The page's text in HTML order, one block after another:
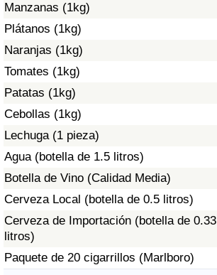
Manzanas (1kg)
Plátanos (1kg)
Naranjas (1kg)
Tomates (1kg)
Patatas (1kg)
Cebollas (1kg)
Lechuga (1 pieza)
Agua (botella de 1.5 litros)
Botella de Vino (Calidad Media)
Cerveza Local (botella de 0.5 litros)
Cerveza de Importación (botella de 0.33
litros)
Paquete de 20 cigarrillos (Marlboro)
Índice de Contaminación (Actual)
Índice de contaminación
Índice de Contaminación por País
Tráfico
Índice de Tráfico
Índice de Tráfico (Actual)
Índice de Tráfico por País